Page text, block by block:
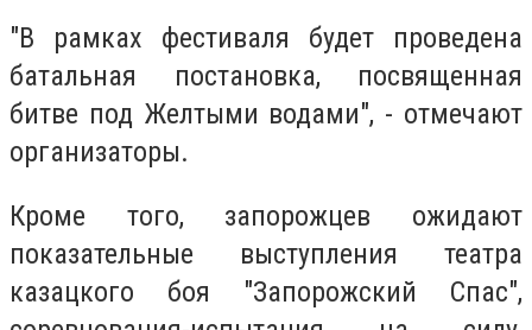
"В рамках фестиваля будет проведена
батальная постановка, посвященная
битве под Желтыми водами", - отмечают
организаторы.
Кроме того, запорожцев ожидают
показательные выступления театра
казацкого боя "Запорожский Спас",